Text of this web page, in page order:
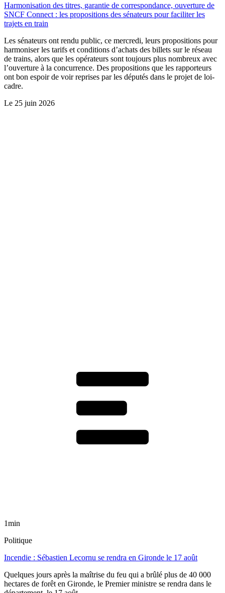
Harmonisation des titres, garantie de correspondance, ouverture de
SNCF Connect : les propositions des sénateurs pour faciliter les
trajets en train
Les sénateurs ont rendu public, ce mercredi, leurs propositions pour
harmoniser les tarifs et conditions d’achats des billets sur le réseau
de trains, alors que les opérateurs sont toujours plus nombreux avec
l’ouverture à la concurrence. Des propositions que les rapporteurs
ont bon espoir de voir reprises par les députés dans le projet de loi-
cadre.
Le 25 juin 2026
1min
Politique
Incendie : Sébastien Lecornu se rendra en Gironde le 17 août
Quelques jours après la maîtrise du feu qui a brûlé plus de 40 000
hectares de forêt en Gironde, le Premier ministre se rendra dans le